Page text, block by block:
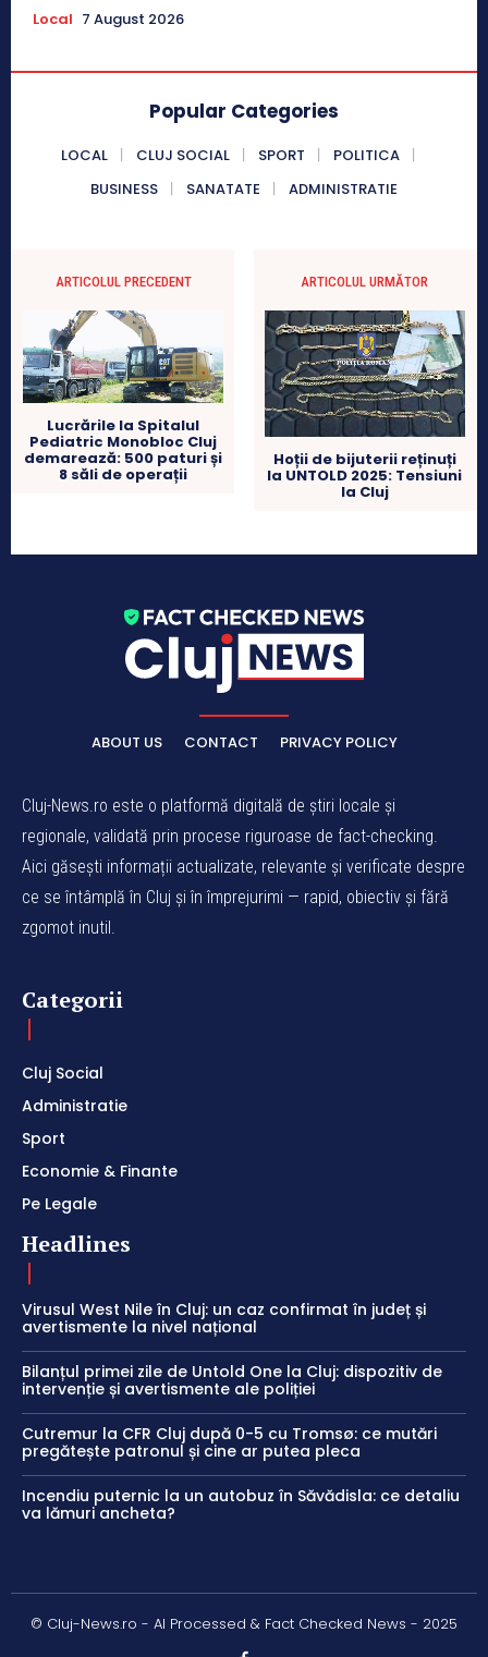
Local 7 August 2026
Popular Categories
LOCAL CLUJ SOCIAL SPORT
POLITICA
BUSINESS
SANATATE ADMINISTRATIE
ARTICOLUL PRECEDENT
Lucrările la Spitalul
Pediatric Monobloc Cluj
demarează: 500 paturi și
8 săli de operații
ARTICOLUL URMĂTOR
Hoții de bijuterii reținuți
la UNTOLD 2025: Tensiuni
la Cluj
ABOUT US CONTACT PRIVACY POLICY
Cluj-News.ro este o platformă digitală de știri locale și
regionale, validată prin procese riguroase de fact-checking.
Aici găsești informații actualizate, relevante și verificate despre
ce se întâmplă în Cluj și în împrejurimi — rapid, obiectiv și fără
zgomot inutil.
Categorii
Cluj Social
Administratie
Sport
Economie & Finante
Pe Legale
Headlines
Virusul West Nile în Cluj: un caz confirmat în județ și
avertismente la nivel național
Bilanțul primei zile de Untold One la Cluj: dispozitiv de
intervenție și avertismente ale poliției
Cutremur la CFR Cluj după 0-5 cu Tromsø: ce mutări
pregătește patronul și cine ar putea pleca
Incendiu puternic la un autobuz în Săvădisla: ce detaliu
va lămuri ancheta?
© Cluj-News.ro - AI Processed & Fact Checked News - 2025